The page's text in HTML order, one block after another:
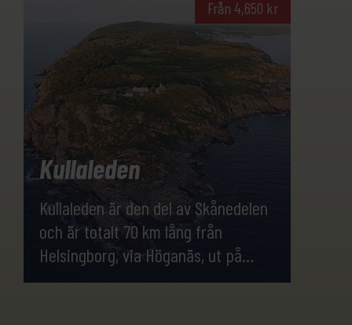
Från 4,650 kr
Kullaleden
Kullaleden är den del av Skånedelen
och är totalt 70 km lång från
Helsingborg, via Höganäs, ut på
Kullahalvön och till Ängelholm.